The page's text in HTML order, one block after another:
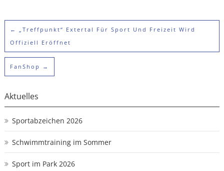
←
„Treffpunkt“ Extertal Für Sport Und Freizeit Wird
Offiziell Eröffnet
FanShop →
Aktuelles
Sportabzeichen 2026
Schwimmtraining im Sommer
Sport im Park 2026